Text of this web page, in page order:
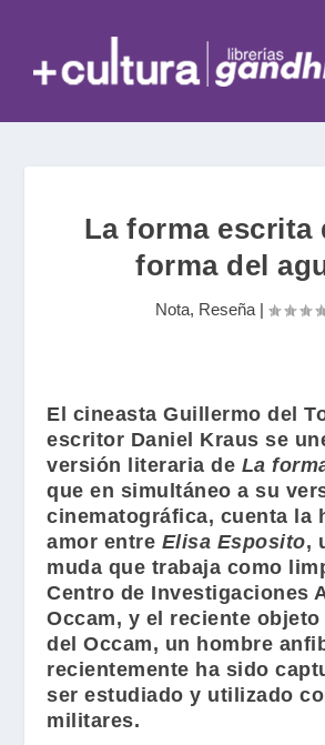
La forma escrita
forma del
Nota, Reseña |
El cineastaGuillermo del
escritor Daniel Kraus se
versión literaria de La
que en simultáneo a su
cinematográfica, cuenta la
amor entre Elisa Esposito,
muda que trabaja como
Centro de Investigaciones
Occam, y el reciente
del Occam, un hombre
recientemente ha sido
ser estudiado y utilizado
militares.